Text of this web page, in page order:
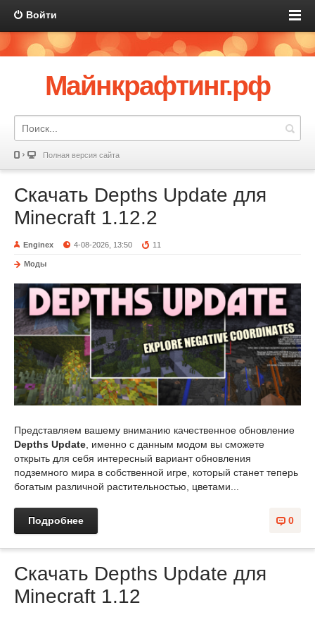
Войти
Майнкрафтинг.рф
Полная версия сайта
Скачать Depths Update для
Minecraft 1.12.2
Enginex 4-08-2026, 13:50 11
Моды
Представляем вашему вниманию качественное обновление
Depths Update , именно с данным модом вы сможете
открыть для себя интересный вариант обновления
подземного мира в собственной игре, который станет теперь
богатым различной растительностью, цветами...
0
Подробнее
Скачать Depths Update для
Minecraft 1.12